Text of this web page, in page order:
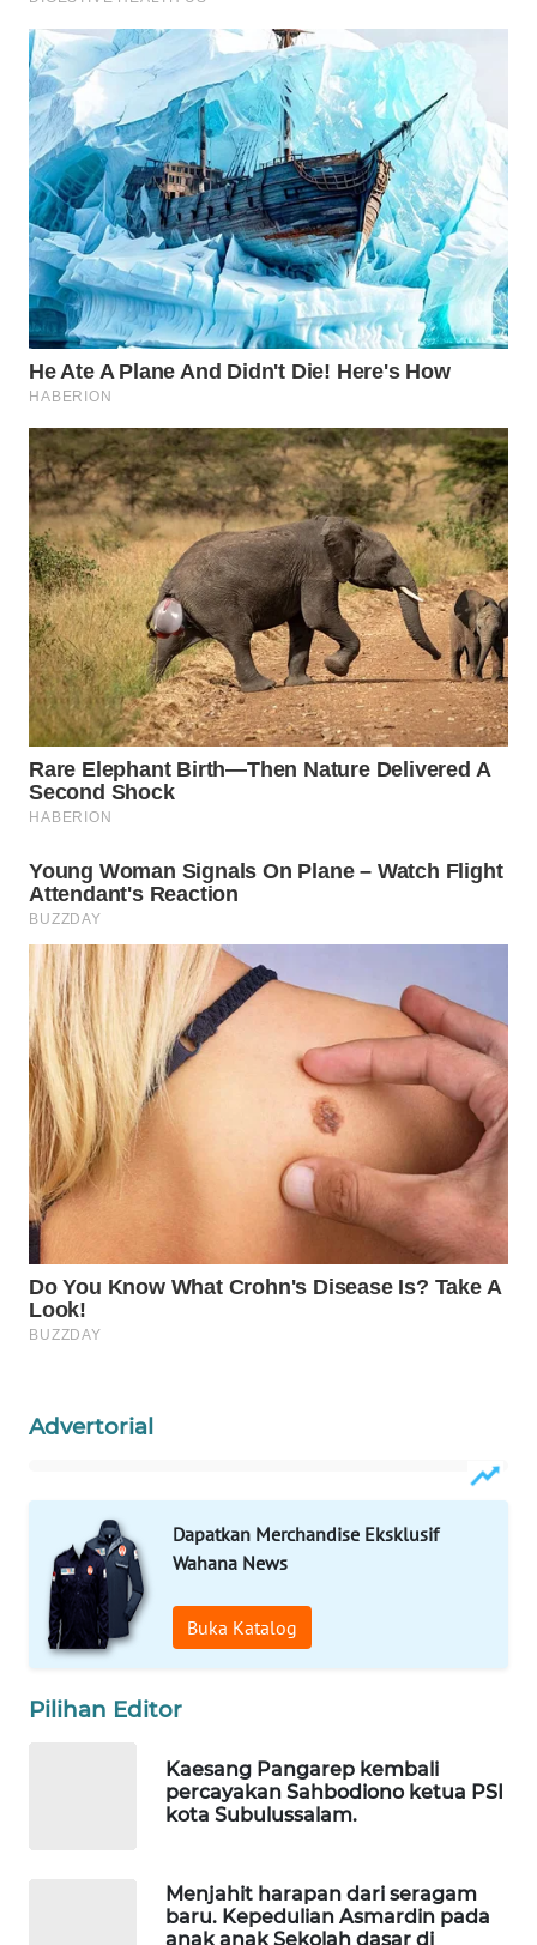
Advertorial
Dapatkan Merchandise Eksklusif
Wahana News
Buka Katalog
Pilihan Editor
Kaesang Pangarep kembali
percayakan Sahbodiono ketua PSI
kota Subulussalam.
Menjahit harapan dari seragam
baru. Kepedulian Asmardin pada
anak anak Sekolah dasar di
WAHANA
TRAVEL
WAHANA
TV
WAHANANEWS
ID
WAHANANEWS
CO ID
WAHANANEWS
NET
WAHANA
SPORT
WAHANA
UMKM
WAHANA
SELEB
WAHANA
PERSONA
WAHANA
OTOMOTIF
WAHANA
HEALTH
WAHANA
DESA
WISATA
LAPAK
WAHANA
Network
KONSUMEN
MASYARAKAT
WALINKI
ID
MAWAKA
ID
NET